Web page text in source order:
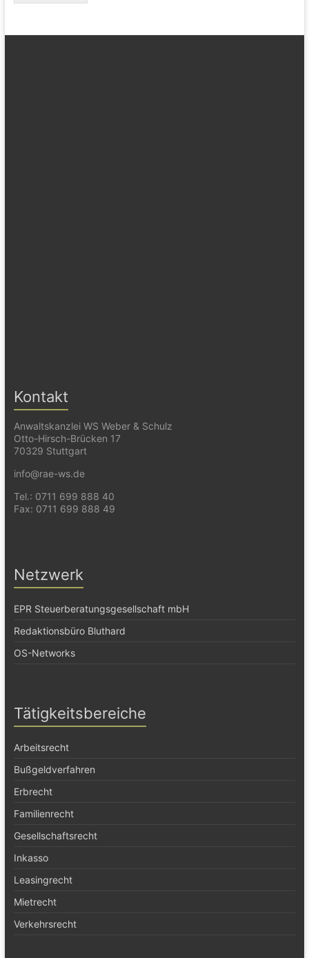
Kontakt
Anwaltskanzlei WS Weber & Schulz
Otto-Hirsch-Brücken 17
70329 Stuttgart
info@rae-ws.de
Tel.: 0711 699 888 40
Fax: 0711 699 888 49
Netzwerk
EPR Steuerberatungsgesellschaft mbH
Redaktionsbüro Bluthard
OS-Networks
Tätigkeitsbereiche
Arbeitsrecht
Bußgeldverfahren
Erbrecht
Familienrecht
Gesellschaftsrecht
Inkasso
Leasingrecht
Mietrecht
Verkehrsrecht